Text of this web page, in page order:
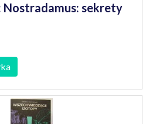
Nostradamus: sekrety